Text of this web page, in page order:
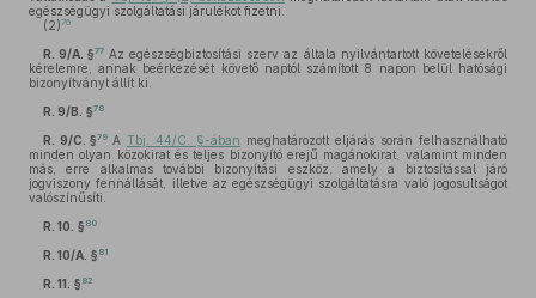
egészségügyi szolgáltatási járulékot fizetni.
(2)76
R. 9/A. §77 Az egészségbiztosítási szerv az általa nyilvántartott követelésekről
kérelemre, annak beérkezését követő naptól számított 8 napon belül hatósági
bizonyítványt állít ki.
R. 9/B. §78
R. 9/C. §79 A Tbj. 44/C. §-ában meghatározott eljárás során felhasználható
minden olyan közokirat és teljes bizonyító erejű magánokirat, valamint minden
más, erre alkalmas további bizonyítási eszköz, amely a biztosítással járó
jogviszony fennállását, illetve az egészségügyi szolgáltatásra való jogosultságot
valószínűsíti.
R. 10. § 80
R. 10/A. § 81
R. 11. § 82